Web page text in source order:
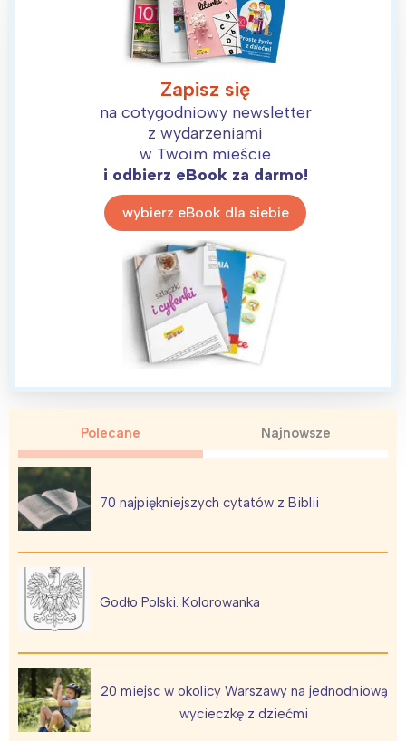
Zapisz się
na cotygodniowy newsletter
z wydarzeniami
w Twoim mieście
i odbierz eBook za darmo!
wybierz eBook dla siebie
Polecane Najnowsze
70 najpiękniejszych cytatów z Biblii
Godło Polski. Kolorowanka
20 miejsc w okolicy Warszawy na jednodniową
wycieczkę z dziećmi
Interesują mnie wydarzenia z
tego regionu:
Warszawa
Łódź
Trójmiasto
Poznań
Wrocław
Śląsk
Północ
Wszystkie